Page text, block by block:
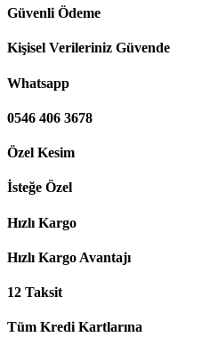
Güvenli Ödeme
Kişisel Verileriniz Güvende
Whatsapp
0546 406 3678
Özel Kesim
İsteğe Özel
Hızlı Kargo
Hızlı Kargo Avantajı
12 Taksit
Tüm Kredi Kartlarına